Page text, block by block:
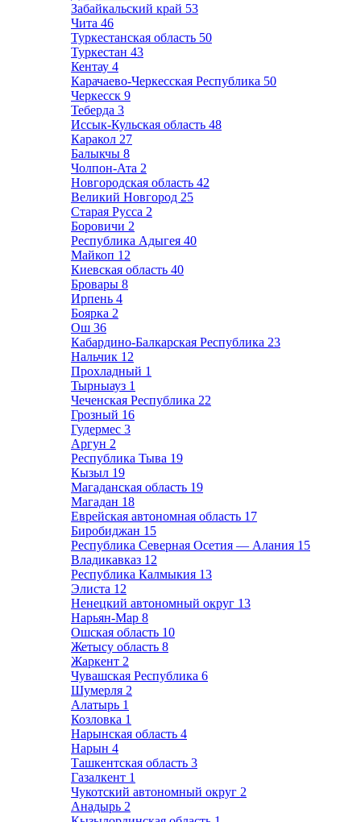
Забайкальский край 53
Чита 46
Туркестанская область 50
Туркестан 43
Кентау 4
Карачаево-Черкесская Республика 50
Черкесск 9
Теберда 3
Иссык-Кульская область 48
Каракол 27
Балыкчы 8
Чолпон-Ата 2
Новгородская область 42
Великий Новгород 25
Старая Русса 2
Боровичи 2
Республика Адыгея 40
Майкоп 12
Киевская область 40
Бровары 8
Ирпень 4
Боярка 2
Ош 36
Кабардино-Балкарская Республика 23
Нальчик 12
Прохладный 1
Тырныауз 1
Чеченская Республика 22
Грозный 16
Гудермес 3
Аргун 2
Республика Тыва 19
Кызыл 19
Магаданская область 19
Магадан 18
Еврейская автономная область 17
Биробиджан 15
Республика Северная Осетия — Алания 15
Владикавказ 12
Республика Калмыкия 13
Элиста 12
Ненецкий автономный округ 13
Нарьян-Мар 8
Ошская область 10
Жетысу область 8
Жаркент 2
Чувашская Республика 6
Шумерля 2
Алатырь 1
Козловка 1
Нарынская область 4
Нарын 4
Ташкентская область 3
Газалкент 1
Чукотский автономный округ 2
Анадырь 2